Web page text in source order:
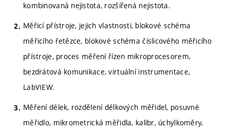
kombinovaná nejistota, rozšířená nejistota.
Měřicí přístroje, jejich vlastnosti, blokové schéma
měřicího řetězce, blokové schéma číslicového měřicího
přístroje, proces měření řízen mikroprocesorem,
bezdrátová komunikace, virtuální instrumentace,
LabVIEW.
Měření délek, rozdělení délkových měřidel, posuvné
měřidlo, mikrometrická měřidla, kalibr, úchylkoměry,